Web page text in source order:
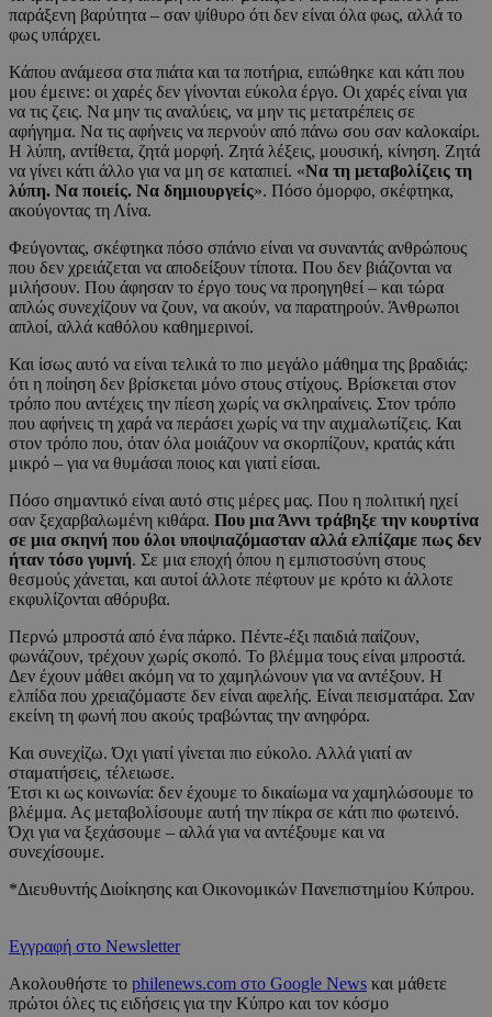
παράξενη βαρύτητα – σαν ψίθυρο ότι δεν είναι όλα φως, αλλά το
φως υπάρχει.
Κάπου ανάμεσα στα πιάτα και τα ποτήρια, ειπώθηκε και κάτι που
μου έμεινε: οι χαρές δεν γίνονται εύκολα έργο. Οι χαρές είναι για
να τις ζεις. Να μην τις αναλύεις, να μην τις μετατρέπεις σε
αφήγημα. Να τις αφήνεις να περνούν από πάνω σου σαν καλοκαίρι.
Η λύπη, αντίθετα, ζητά μορφή. Ζητά λέξεις, μουσική, κίνηση. Ζητά
να γίνει κάτι άλλο για να μη σε καταπιεί. «Να τη μεταβολίζεις τη
λύπη. Να ποιείς. Να δημιουργείς». Πόσο όμορφο, σκέφτηκα,
ακούγοντας τη Λίνα.
Φεύγοντας, σκέφτηκα πόσο σπάνιο είναι να συναντάς ανθρώπους
που δεν χρειάζεται να αποδείξουν τίποτα. Που δεν βιάζονται να
μιλήσουν. Που άφησαν το έργο τους να προηγηθεί – και τώρα
απλώς συνεχίζουν να ζουν, να ακούν, να παρατηρούν. Άνθρωποι
απλοί, αλλά καθόλου καθημερινοί.
Και ίσως αυτό να είναι τελικά το πιο μεγάλο μάθημα της βραδιάς:
ότι η ποίηση δεν βρίσκεται μόνο στους στίχους. Βρίσκεται στον
τρόπο που αντέχεις την πίεση χωρίς να σκληραίνεις. Στον τρόπο
που αφήνεις τη χαρά να περάσει χωρίς να την αιχμαλωτίζεις. Και
στον τρόπο που, όταν όλα μοιάζουν να σκορπίζουν, κρατάς κάτι
μικρό – για να θυμάσαι ποιος και γιατί είσαι.
Πόσο σημαντικό είναι αυτό στις μέρες μας. Που η πολιτική ηχεί
σαν ξεχαρβαλωμένη κιθάρα. Που μια Άννι τράβηξε την κουρτίνα
σε μια σκηνή που όλοι υποψιαζόμασταν αλλά ελπίζαμε πως δεν
ήταν τόσο γυμνή. Σε μια εποχή όπου η εμπιστοσύνη στους
θεσμούς χάνεται, και αυτοί άλλοτε πέφτουν με κρότο κι άλλοτε
εκφυλίζονται αθόρυβα.
Περνώ μπροστά από ένα πάρκο. Πέντε-έξι παιδιά παίζουν,
φωνάζουν, τρέχουν χωρίς σκοπό. Το βλέμμα τους είναι μπροστά.
Δεν έχουν μάθει ακόμη να το χαμηλώνουν για να αντέξουν. Η
ελπίδα που χρειαζόμαστε δεν είναι αφελής. Είναι πεισματάρα. Σαν
εκείνη τη φωνή που ακούς τραβώντας την ανηφόρα.
Και συνεχίζω. Όχι γιατί γίνεται πιο εύκολο. Αλλά γιατί αν
σταματήσεις, τέλειωσε.
Έτσι κι ως κοινωνία: δεν έχουμε το δικαίωμα να χαμηλώσουμε το
βλέμμα. Ας μεταβολίσουμε αυτή την πίκρα σε κάτι πιο φωτεινό.
Όχι για να ξεχάσουμε – αλλά για να αντέξουμε και να
συνεχίσουμε.
*Διευθυντής Διοίκησης και Οικονομικών Πανεπιστημίου Κύπρου.
Εγγραφή στο Newsletter
Ακολουθήστε το philenews.com στο Google News και μάθετε
πρώτοι όλες τις ειδήσεις για την Κύπρο και τον κόσμο